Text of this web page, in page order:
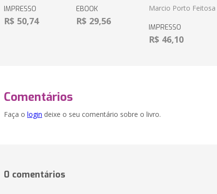
IMPRESSO
R$ 50,74
EBOOK
R$ 29,56
Marcio Porto Feitosa
IMPRESSO
R$ 46,10
Comentários
Faça o login deixe o seu comentário sobre o livro.
0 comentários